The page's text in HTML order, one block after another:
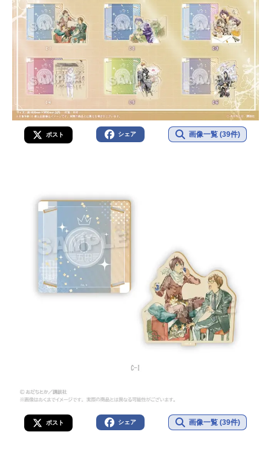
ポスト シェア 画像一覧 (39件)
ポスト シェア 画像一覧 (39件)